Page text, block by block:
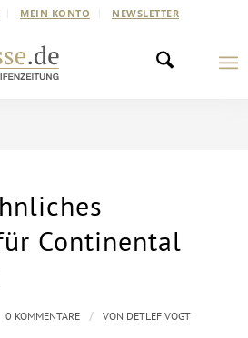
MEIN KONTO NEWSLETTER
Continental
0 KOMMENTARE / VON DETLEF VOGT